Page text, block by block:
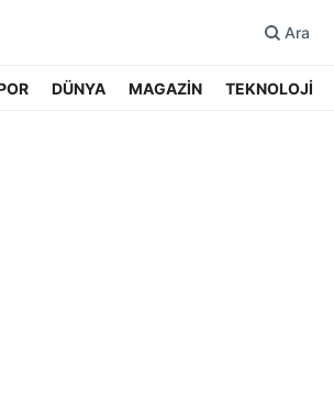
Ara
DÜNYA MAGAZİN TEKNOLOJİ